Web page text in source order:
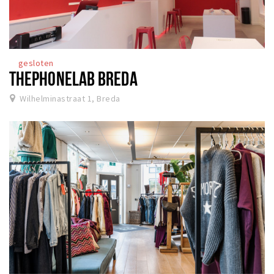
gesloten
THEPHONELAB BREDA
Wilhelminastraat 1, Breda